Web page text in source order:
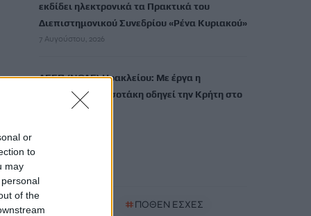
or
to
may
of the
εκδίδει ηλεκτρονικά τα Πρακτικά του
Διεπιστημονικού Συνεδρίου «Ρένα Κυριακού»
7 Αυγούστου, 2026
ΔΕΕΠ (ΝΟΔΕ) Ηρακλείου: Με έργα η
κυβέρνηση Μητσοτάκη οδηγεί την Κρήτη στο
#ΠΟΘΕΝ ΕΣΧΕΣ